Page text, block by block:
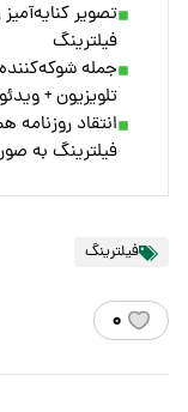
تصویر
فیلترینگ
جمله
تلویزیون + ویدئو
انتقاد
فیلترینگ به
فیلترینگ
۰